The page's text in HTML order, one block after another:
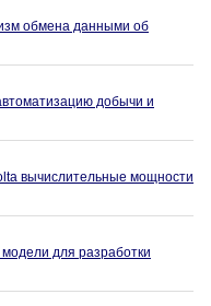
обмена данными об
добычи и
вычислительные мощности
для разработки